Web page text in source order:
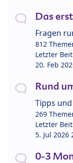
Das
Fragen
812
Letzter
20. Feb
Rund
Tipps
269
Letzter
5. Jul 2026
0-3